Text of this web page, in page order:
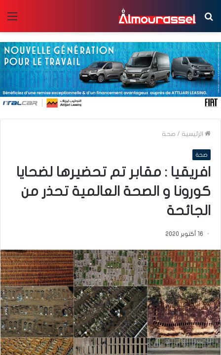
بحث
عن
الرئيسية / صحة
صحة
افريقيا : مقابر تم تحضيرها لضحايا
كورونا و الصحة العالمية تحذر من
الجائحة
16 أكتوبر 2020